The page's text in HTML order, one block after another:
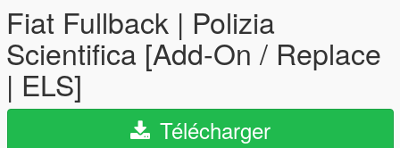
Fiat Fullback | Polizia
Scientifica [Add-On / Replace
| ELS]
Télécharger